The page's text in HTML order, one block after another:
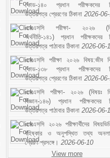
কোড-১৪০ প্রধান পরীক্ষকদের
উত্তরপত্র প্রেরণের ঠিকানা 2026-
এসএসসি পরীক্ষা- ২০২৬
অর্থনীতি-১৪১) প্রধান পরীক্ষকদের
উত্তরপত্র পাঠাবার ঠিকানা 2026-06-
এসএসসি পরীক্ষা ২০২৬ বিষয়:জীব
কোড-১৩৮ প্রধান পরীক্ষকদের
উত্তরপত্র প্রেরণের ঠিকানা 2026-
এসএসসি পরীক্ষা- ২০২৬ (বিষয়ঃ
বিজ্ঞান-১৪৬) প্রধান পরীক্ষকদের
উত্তরপত্র পাঠাবার ঠিকানা 2026-06-
এসএসসি ২০২৬ পরীক্ষার্থীদের
বহিষ্কার ও অনুপস্থিত তথ্য
প্রেরণ প্রসঙ্গে। 2026-06-10
View more